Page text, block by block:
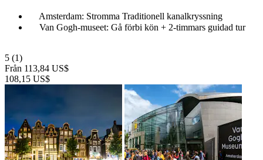
Amsterdam: Stromma Traditionell kanalkryssning
Van Gogh-museet: Gå förbi kön + 2-timmars guidad tur
5 (1)
Från 113,84 US$
108,15 US$